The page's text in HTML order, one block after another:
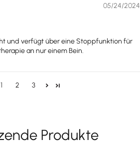
05/24/2024
und verfügt über eine Stoppfunktion für
an nur einem Bein.
1 2 3